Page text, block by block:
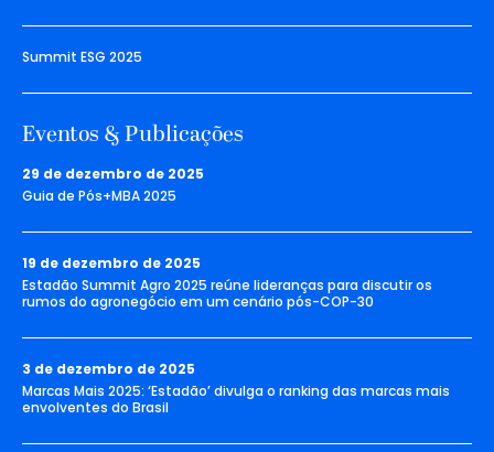
Summit ESG 2025
Eventos & Publicações
29 de dezembro de 2025
Guia de Pós+MBA 2025
19 de dezembro de 2025
Estadão Summit Agro 2025 reúne lideranças para discutir os
rumos do agronegócio em um cenário pós-COP-30
3 de dezembro de 2025
Marcas Mais 2025: ‘Estadão’ divulga o ranking das marcas mais
envolventes do Brasil